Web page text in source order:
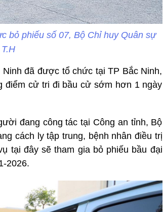
bỏ phiếu số 07, Bộ Chỉ huy Quân sự
đã được tổ chức tại TP Bắc Ninh,
điểm cử tri đi bầu cử sớm hơn 1 ngày
đang công tác tại Công an tỉnh, Bộ
cách ly tập trung, bệnh nhân điều trị
tại đây sẽ tham gia bỏ phiếu bầu đại
2026.